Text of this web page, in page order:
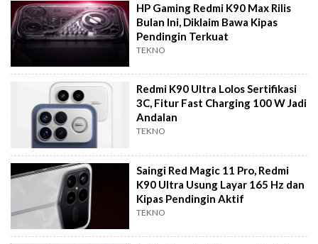
HP Gaming Redmi K90 Max Rilis
Bulan Ini, Diklaim Bawa Kipas
Pendingin Terkuat
TEKNO
Redmi K90 Ultra Lolos Sertifikasi
3C, Fitur Fast Charging 100 W Jadi
Andalan
TEKNO
Saingi Red Magic 11 Pro, Redmi
K90 Ultra Usung Layar 165 Hz dan
Kipas Pendingin Aktif
TEKNO